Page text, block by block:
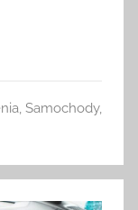
Samochody,